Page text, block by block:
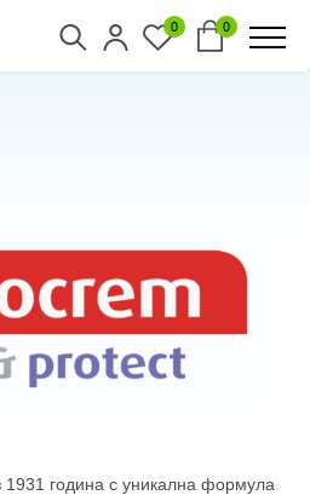
0 0
година с уникална формула